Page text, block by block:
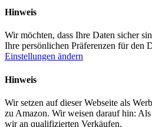
Hinweis
Wir möchten, dass Ihre Daten sicher
Ihre persönlichen Präferenzen für den
Einstellungen ändern
Hinweis
Wir setzen auf dieser Webseite als
zu Amazon. Wir weisen darauf hin:
wir an qualifizierten Verkäufen.